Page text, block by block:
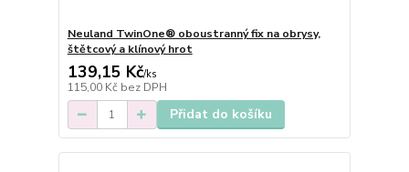
Neuland TwinOne® oboustranný fix na obrysy,
štětcový a klínový hrot
139,15 Kč/ks
115,00 Kč bez DPH
Přidat do košíku